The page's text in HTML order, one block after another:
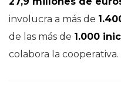
involucra a más de
de las más de 1.000
colabora la cooperativa.